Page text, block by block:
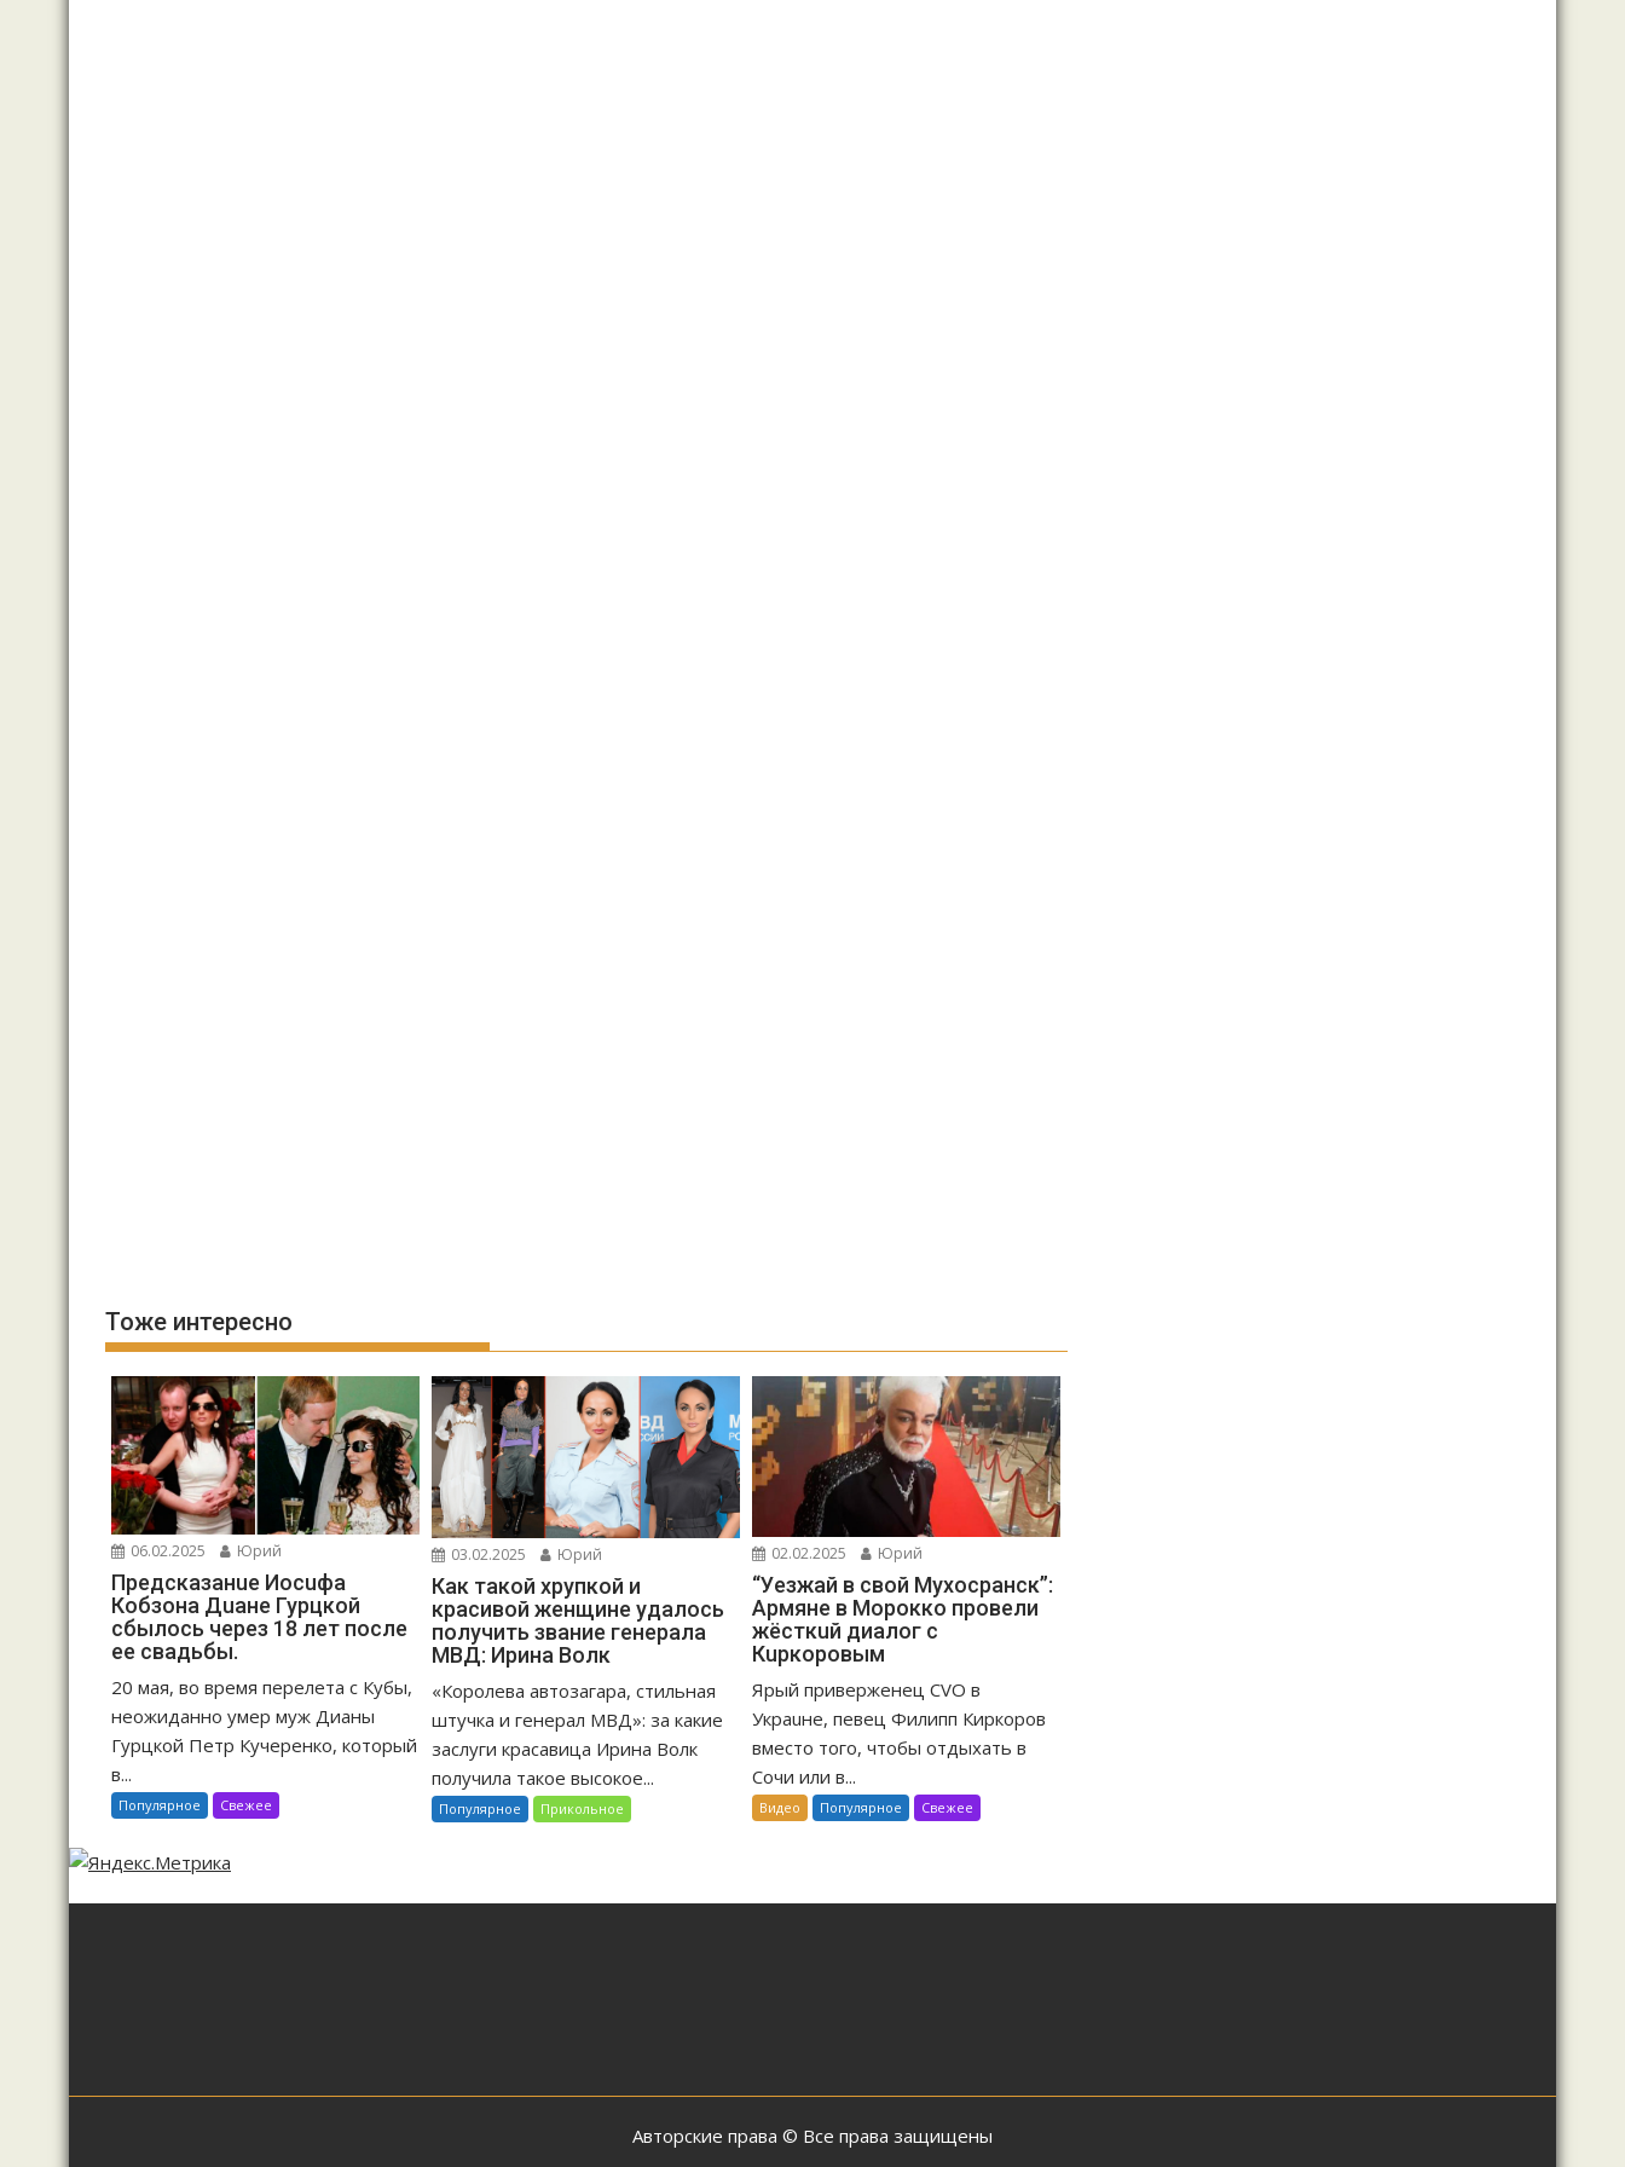
Тоже интересно
06.02.2025 Юрий
Предсказанuе Иосuфа
Кобзона Дuане Гурцкой
сбылось через 18 лет после
ее свадьбы.
20 мая, во время перелета с Кубы,
неожиданно умер муж Дианы
Гурцкой Петр Кучеренко, который
в...
Популярное Свежее
03.02.2025 Юрий
Как такой хрупкой и
красивой женщине удалось
получить звание генерала
МВД: Ирина Волк
«Королева автозагара, стильная
штучка и генерал МВД»: за какие
заслуги красавица Ирина Волк
получила такое высокое...
Популярное Прикольное
02.02.2025 Юрий
“Уeзжaй в свoй Мухоcpaнск”:
Apмяне в Mopoккo провели
жёсткuй диалог с
Кuркоровым
Ярый приверженец CVO в
Украuне, певец Филипп Киркоров
вместо того, чтобы отдыхать в
Сочи или в...
Видео Популярное Свежее
Авторские права © Все права защищены